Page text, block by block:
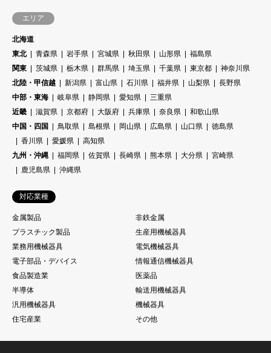
エリア
北海道
東北
青森県 岩手県 宮城県 秋田県 山形県
福島県
関東
茨城県 栃木県 群馬県 埼玉県 千葉県 東京都
神奈川県
北陸・甲信越
新潟県 富山県 石川県 福井県 山梨県
長野県
中部・東海
岐阜県 静岡県 愛知県
三重県
近畿
滋賀県 京都府 大阪府 兵庫県 奈良県
和歌山県
中国・四国
鳥取県 島根県 岡山県 広島県 山口県
徳島県
香川県
愛媛県
高知県
九州・沖縄
福岡県 佐賀県 長崎県 熊本県 大分県
宮崎県
鹿児島県
沖縄県
対応業種
金属製品
非鉄金属
プラスチック製品
生産用機械器具
業務用機械器具
電気機械器具
電子部品・デバイス
情報通信機械器具
食品製造業
医薬品
半導体
輸送用機械器具
汎用機械器具
機械器具
住宅産業
その他